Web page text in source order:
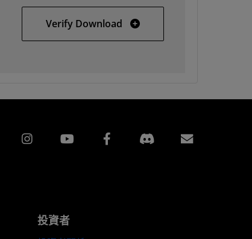
Verify Download Solaris
Instagram Facebook
投資者